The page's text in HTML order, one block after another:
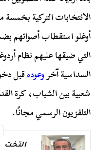
الانتخابات التركية
أوغلو استقطاب أصواتهم
التي ضيقها عليهم نظام
السداسية آخروعودهقبل
شعبية بين الشباب، كرة
التلفزيون الرسمي مجانًا.
التخت